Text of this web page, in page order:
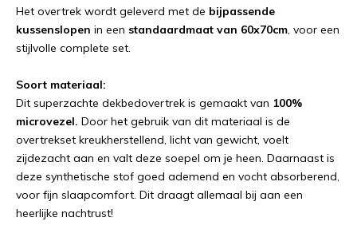
Het overtrek wordt geleverd met de bijpassende
kussenslopen in een standaardmaat van 60x70cm , voor een
stijlvolle complete set.
Soort materiaal:
Dit superzachte dekbedovertrek is gemaakt van 100%
microvezel. Door het gebruik van dit materiaal is de
overtrekset kreukherstellend, licht van gewicht, voelt
zijdezacht aan en valt deze soepel om je heen. Daarnaast is
deze synthetische stof goed ademend en vocht absorberend,
voor fijn slaapcomfort. Dit draagt allemaal bij aan een
heerlijke nachtrust!